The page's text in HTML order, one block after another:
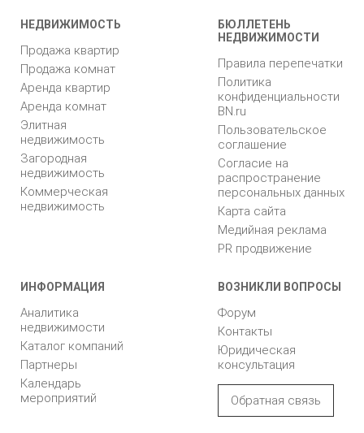
НЕДВИЖИМОСТЬ
Продажа квартир
Продажа комнат
Аренда квартир
Аренда комнат
Элитная
недвижимость
Загородная
недвижимость
Коммерческая
недвижимость
БЮЛЛЕТЕНЬ
НЕДВИЖИМОСТИ
Правила перепечатки
Политика
конфиденциальности
BN.ru
Пользовательское
соглашение
Согласие на
распространение
персональных данных
Карта сайта
Медийная реклама
PR продвижение
ИНФОРМАЦИЯ
Аналитика
недвижимости
Каталог компаний
Партнеры
Календарь
мероприятий
ВОЗНИКЛИ ВОПРОСЫ
Форум
Контакты
Юридическая
консультация
Обратная связь